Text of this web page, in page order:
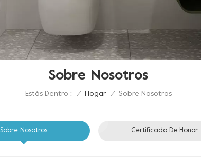
Sobre Nosotros
Estás Dentro : / Hogar / Sobre Nosotros
Sobre Nosotros Certificado De Honor